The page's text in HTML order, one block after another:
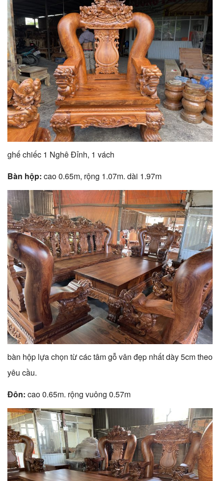
ghế chiếc 1 Nghê Đỉnh, 1 vách
Bàn hộp: cao 0.65m, rộng 1.07m. dài 1.97m
bàn hộp lựa chọn từ các tâm gỗ vân đẹp nhất dày 5cm theo
yêu cầu.
Đôn: cao 0.65m. rộng vuông 0.57m